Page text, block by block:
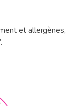
et allergènes,